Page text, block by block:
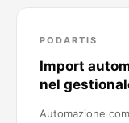
PODARTIS
Import
nel
Automazione